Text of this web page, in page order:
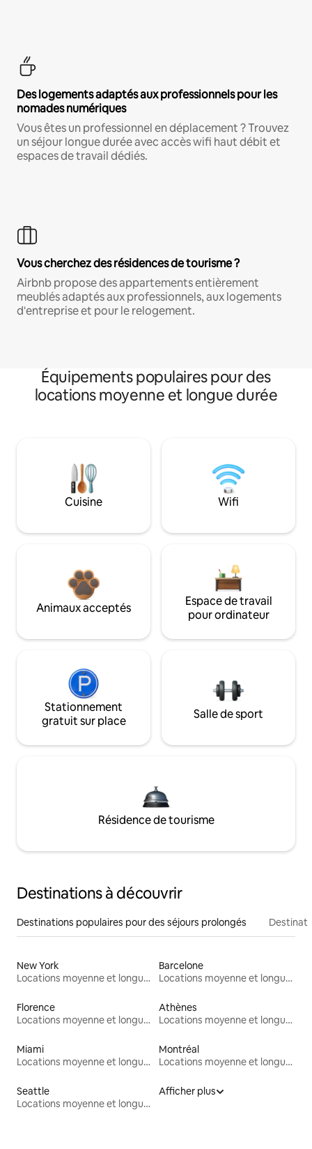
Des logements adaptés aux professionnels pour les
nomades numériques
Vous êtes un professionnel en déplacement ? Trouvez
un séjour longue durée avec accès wifi haut débit et
espaces de travail dédiés.
Vous cherchez des résidences de tourisme ?
Airbnb propose des appartements entièrement
meublés adaptés aux professionnels, aux logements
d'entreprise et pour le relogement.
Équipements populaires pour des
locations moyenne et longue durée
Cuisine Wifi
Animaux acceptés
Espace de travail
pour ordinateur
Stationnement
gratuit sur place
Salle de sport
Résidence de tourisme
Destinations à découvrir
Destinations populaires pour des séjours prolongés
New York
Locations moyenne et longue durée
Barcelone
Locations moyenne et longue durée
Florence
Locations moyenne et longue durée
Athènes
Locations moyenne et longue durée
Miami
Locations moyenne et longue durée
Montréal
Locations moyenne et longue durée
Seattle
Locations moyenne et longue durée
Afficher plus